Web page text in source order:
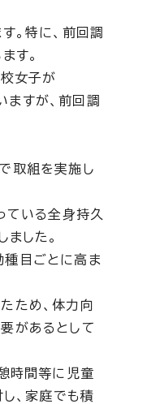
。特に、前回調
す。
女子が
すが、前回調
取組を実施し
ている全身持久
した。
種目ごとに高ま
ため、体力向
があるとして
時間等に児童
、家庭でも積